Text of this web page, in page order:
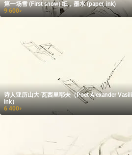
第一场雪 (First snow) 纸，墨水 (paper, ink)
9 600₽
诗人亚历山大·瓦西里耶夫（Poet Alexander
ink）
6 400₽